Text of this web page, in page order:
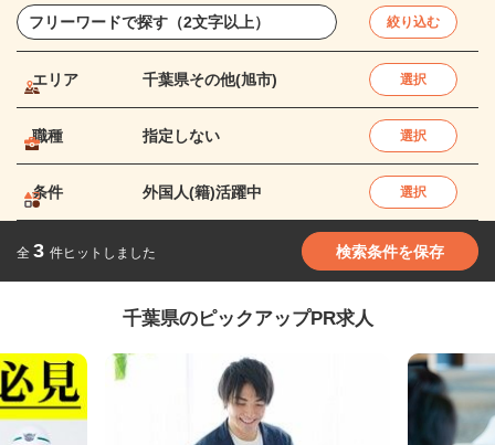
絞り込む
エリア 千葉県その他(旭市) 選択
職種 指定しない 選択
条件 外国人(籍)活躍中 選択
全 3 件ヒットしました 検索条件を保存
千葉県のピックアップPR求人